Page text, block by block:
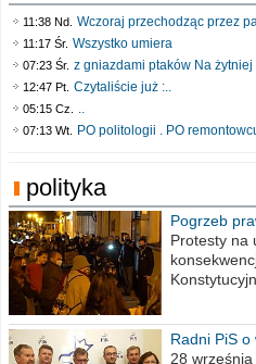
11:38 Nd. Wczoraj przechodząc przez
11:17 Śr. Wszystko umiera
07:23 Śr. z gniazdami ptaków Na żytniej
12:47 Pt. Czytaliście już :..
05:15 Cz. ..
07:13 Wt. PO politologii . PO
polityka
Pogrzeb
poselskim
Protesty na
Radni PiS
na 2021 rok
28